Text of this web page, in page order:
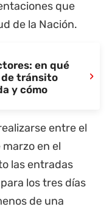
que
de la Nación.
en qué
de tránsito
y cómo
›
entre el
en el
las entradas
los tres días
de una